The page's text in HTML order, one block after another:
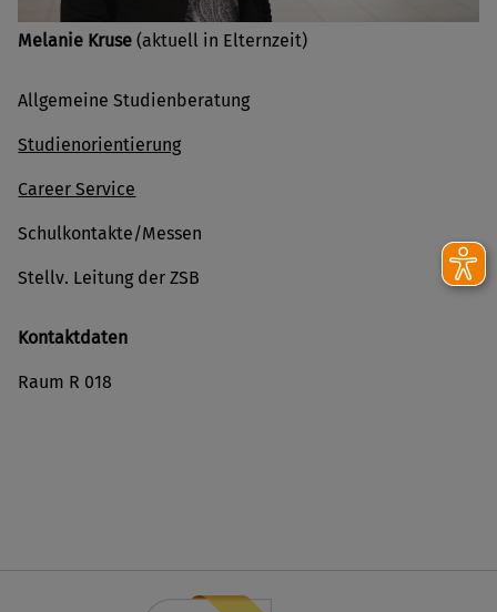
Melanie Kruse (aktuell in Elternzeit)
Allgemeine Studienberatung
Studienorientierung
Career Service
Schulkontakte/Messen
Stellv. Leitung der ZSB
Kontaktdaten
Raum R 018